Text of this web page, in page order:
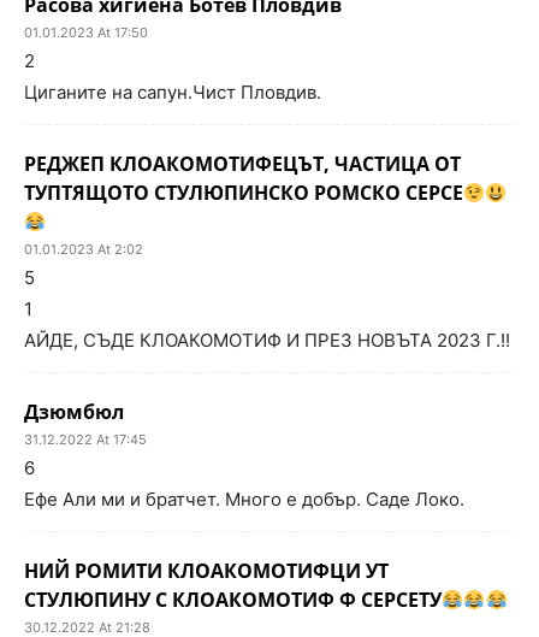
01.01.2023 At 17:50
2
Циганите на сапун.Чист Пловдив.
РЕДЖЕП КЛОАКОМОТИФЕЦЪТ, ЧАСТИЦА ОТ
ТУПТЯЩОТО СТУЛЮПИНСКО РОМСКО СЕРСЕ
01.01.2023 At 2:02
5
1
АЙДЕ, СЪДЕ КЛОАКОМОТИФ И ПРЕЗ НОВЪТА 2023 Г.!!
Дзюмбюл
31.12.2022 At 17:45
6
Ефе Али ми и братчет. Много е добър. Саде Локо.
НИЙ РОМИТИ КЛОАКОМОТИФЦИ УТ
СТУЛЮПИНУ С КЛОАКОМОТИФ Ф СЕРСЕТУ
30.12.2022 At 21:28